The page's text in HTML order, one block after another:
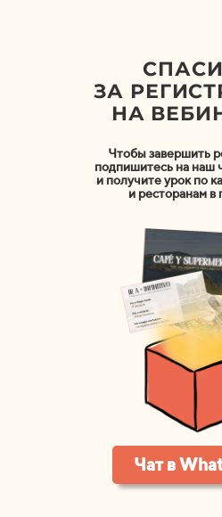
ЗА
НА
Чтобы завершить
подпишитесь на наш
и получитеурок по
и ресторанам в
Чат в